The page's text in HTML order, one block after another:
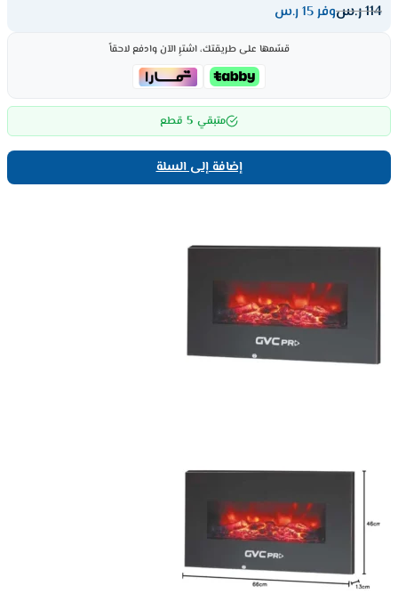
114ر.سوفر 15 ر.س
قسّمها على طريقتك، اشترِ الآن وادفع لاحقاً
متبقي 5 قطع
إضافة إلى السلة